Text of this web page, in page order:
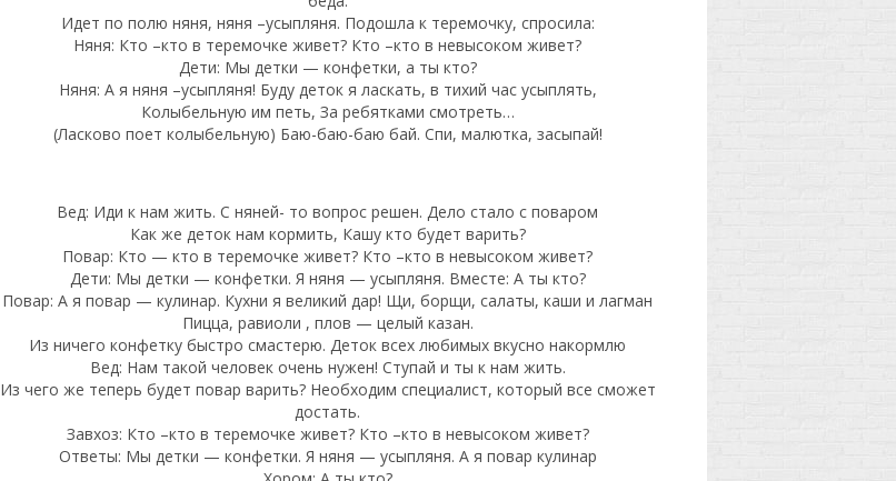
Идет по полю няня, няня –усыпляня. Подошла к теремочку, спросила:
Няня: Кто –кто в теремочке живет? Кто –кто в невысоком живет?
Дети: Мы детки — конфетки, а ты кто?
Няня: А я няня –усыпляня! Буду деток я ласкать, в тихий час усыплять,
Колыбельную им петь, За ребятками смотреть…
(Ласково поет колыбельную) Баю-баю-баю бай. Спи, малютка, засыпай!
Вед: Иди к нам жить. С няней- то вопрос решен. Дело стало с поваром
Как же деток нам кормить, Кашу кто будет варить?
Повар: Кто — кто в теремочке живет? Кто –кто в невысоком живет?
Дети: Мы детки — конфетки. Я няня — усыпляня. Вместе: А ты кто?
Повар: А я повар — кулинар. Кухни я великий дар! Щи, борщи, салаты, каши и лагман
Пицца, равиоли , плов — целый казан.
Из ничего конфетку быстро смастерю. Деток всех любимых вкусно накормлю
Вед: Нам такой человек очень нужен! Ступай и ты к нам жить.
Из чего же теперь будет повар варить? Необходим специалист, который все сможет
достать.
Завхоз: Кто –кто в теремочке живет? Кто –кто в невысоком живет?
Ответы: Мы детки — конфетки. Я няня — усыпляня. А я повар кулинар